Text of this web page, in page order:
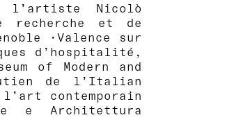
l’artiste Nicolò
recherche et de
•Valence sur
d’hospitalité,
of Modern and
de l’Italian
contemporain
e Architettura